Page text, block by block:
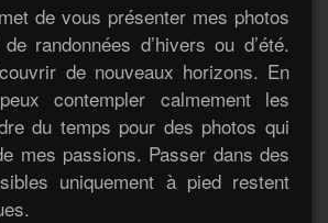
de vous présenter mes photos
randonnées d’hivers ou d’été.
de nouveaux horizons. En
contempler calmement les
du temps pour des photos qui
mes passions. Passer dans des
uniquement à pied restent